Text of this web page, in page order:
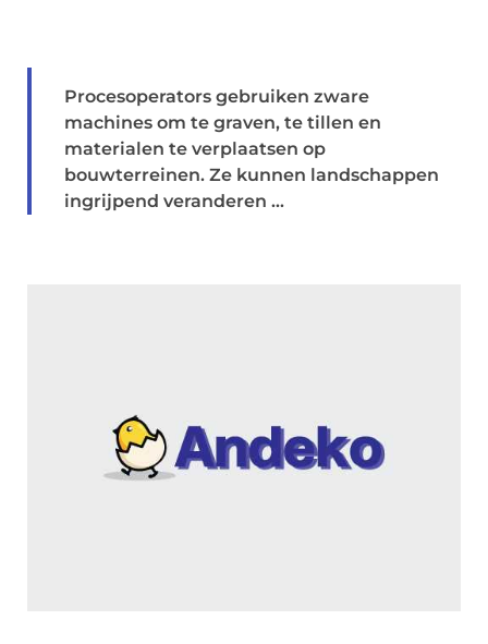
Procesoperators gebruiken zware
machines om te graven, te tillen en
materialen te verplaatsen op
bouwterreinen. Ze kunnen landschappen
ingrijpend veranderen ...